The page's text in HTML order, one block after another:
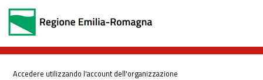
Accedere utilizzando l'account dell'organizzazione